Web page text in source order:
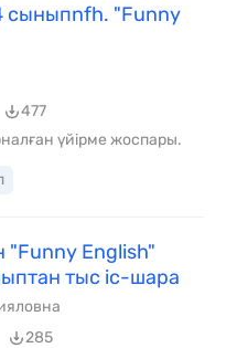
сыныпnfh. "Funny
477
үйірме жоспары.
"Funny English"
тыс іс-шара
285